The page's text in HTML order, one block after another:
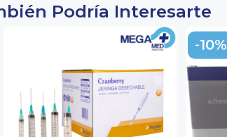
Podría Interesarte
-10%